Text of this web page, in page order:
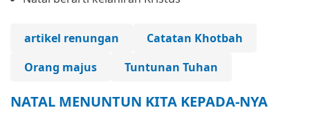
artikel renungan
Catatan Khotbah
Orang majus
Tuntunan Tuhan
NATAL MENUNTUN KITA KEPADA-NYA